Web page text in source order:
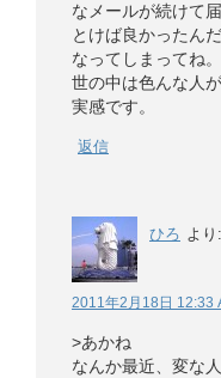
なメールが続けて
とけば良かったん
なってしまってね。
世の中は色んな人
実感です。
返信
ひろ より:
2011年2月18日 12:33
>あかね
なんか最近、変な